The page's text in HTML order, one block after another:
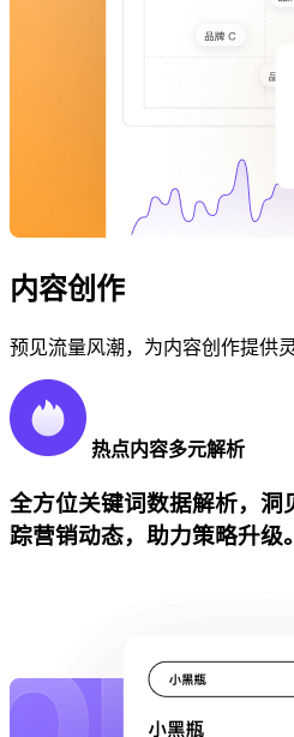
内容创作
预见流量风潮，为内容创作提供
热点内容多元解析
全方位关键词数据解析，洞
踪营销动态，助力策略升级。